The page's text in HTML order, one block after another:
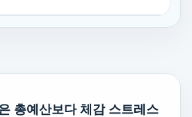
총예산보다 체감 스트레스